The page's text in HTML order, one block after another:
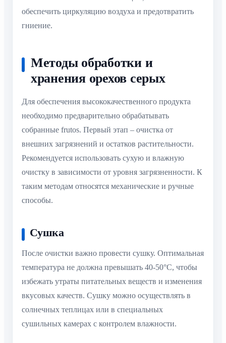
обеспечить циркуляцию воздуха и предотвратить
гниение.
Методы обработки и
хранения орехов серых
Для обеспечения высококачественного продукта
необходимо предварительно обрабатывать
собранные frutos. Первый этап – очистка от
внешних загрязнений и остатков растительности.
Рекомендуется использовать сухую и влажную
очистку в зависимости от уровня загрязненности. К
таким методам относятся механические и ручные
способы.
Сушка
После очистки важно провести сушку. Оптимальная
температура не должна превышать 40-50°C, чтобы
избежать утраты питательных веществ и изменения
вкусовых качеств. Сушку можно осуществлять в
солнечных теплицах или в специальных
сушильных камерах с контролем влажности.